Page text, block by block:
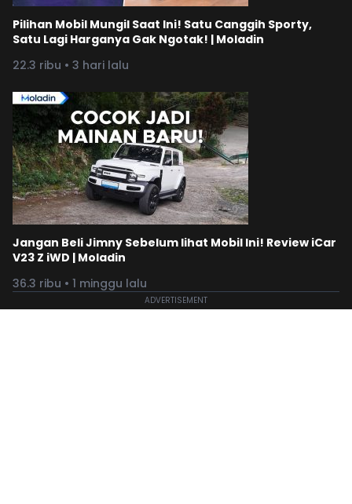
Pilihan Mobil Mungil Saat Ini! Satu Canggih Sporty,
Satu Lagi Harganya Gak Ngotak! | Moladin
22.3 ribu • 3 hari lalu
Jangan Beli Jimny Sebelum lihat Mobil Ini! Review iCar
V23 Z iWD | Moladin
36.3 ribu • 1 minggu lalu